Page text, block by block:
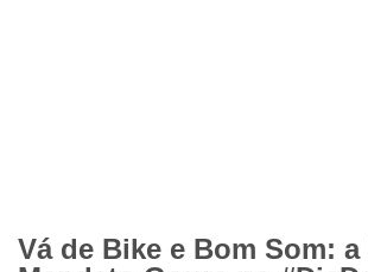
Vá de Bike e Bom Som: